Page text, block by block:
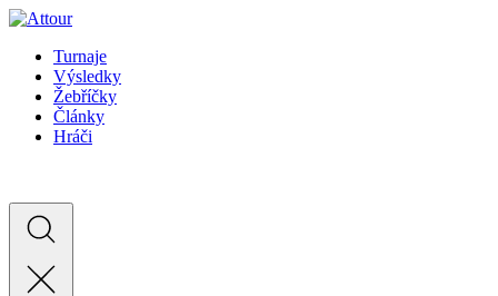
Turnaje
Výsledky
Žebříčky
Články
Hráči